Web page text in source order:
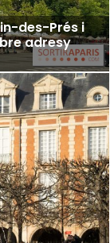
des-Prés i
adresy